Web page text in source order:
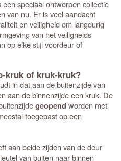
speciaal ontworpen collectie
van nu. Er is veel aandacht
en veiligheid om langdurig
van het veiligheids
op elke stijl voordeur of
kruk of kruk-kruk?
in dat aan de buitenzijde van
aan de binnenzijde een kruk. De
geopend worden met
toegepast op een
aan beide zijden van de deur
van buiten naar binnen